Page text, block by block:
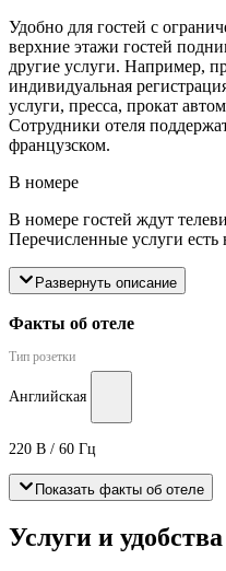
Удобно для гостей с
верхние этажи гостей
другие услуги. Например,
индивидуальная
услуги, пресса, прокат
Сотрудники отеля
французском.
В номере
В номере гостей ждут
Перечисленные услуги есть
Развернуть описание
Факты об отеле
Тип розетки
Английская
220 В / 60 Гц
Показать факты об отеле
Услуги и удобства